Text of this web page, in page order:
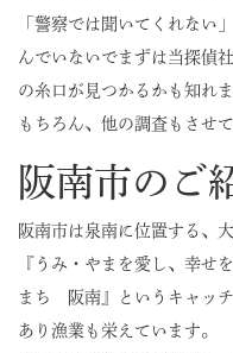
「警察では聞いてくれない
んでいないでまずは当探偵
の糸口が見つかるかも知れま
もちろん、他の調査もさせ
阪南市のご
阪南市は泉南に位置する、
『うみ・やまを愛し、幸せ
まち 阪南』というキャッ
あり漁業も栄えています。